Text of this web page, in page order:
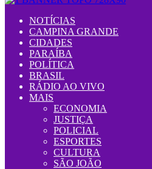
NOTÍCIAS
CAMPINA GRANDE
CIDADES
PARAÍBA
POLÍTICA
BRASIL
RÁDIO AO VIVO
MAIS
ECONOMIA
JUSTIÇA
POLICIAL
ESPORTES
CULTURA
SÃO JOÃO